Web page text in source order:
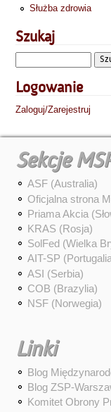
Służba zdrowia
Szukaj
Logowanie
Zaloguj/Zarejestruj
Sekcje
ASF (Australia)
Oficjalna strona
Priama Akcia
KRAS (Rosja)
SolFed (Wielka
AIT-SP
ASI (Serbia)
COB (Brazylia)
NSF (Norwegia)
Linki
Blog
Blog ZSP-
Komitet Obrony